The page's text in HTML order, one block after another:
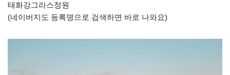
태화강그라스정원
(네이버지도 등록명으로 검색하면 바로 나와요)